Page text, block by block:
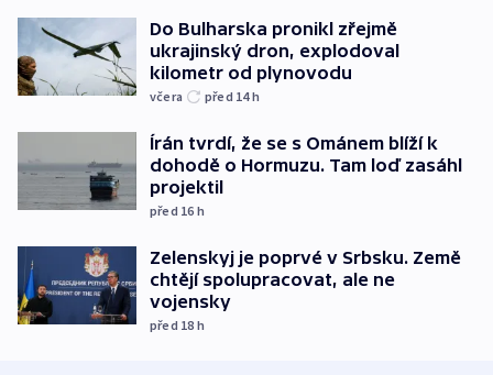
Do Bulharska pronikl zřejmě
ukrajinský dron, explodoval
kilometr od plynovodu
včera před 14h
Írán tvrdí, že se s Ománem blíží k
dohodě o Hormuzu. Tam loď zasáhl
projektil
před 16 h
Zelenskyj je poprvé v Srbsku. Země
chtějí spolupracovat, ale ne
vojensky
před 18 h